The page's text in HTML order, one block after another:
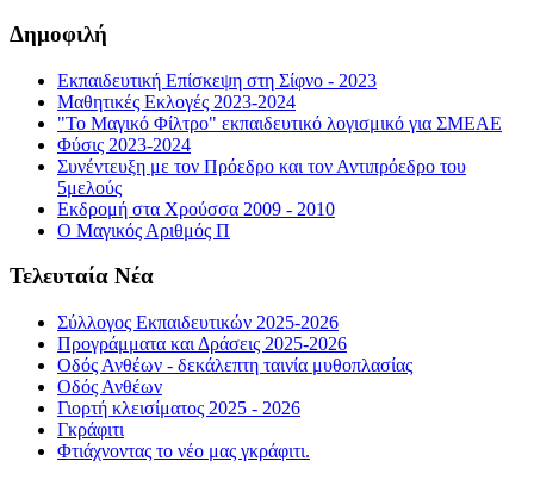
Δημοφιλή
Εκπαιδευτική Επίσκεψη στη Σίφνο - 2023
Μαθητικές Εκλογές 2023-2024
"Το Μαγικό Φίλτρο" εκπαιδευτικό λογισμικό για ΣΜΕΑΕ
Φύσις 2023-2024
Συνέντευξη με τον Πρόεδρο και τον Αντιπρόεδρο του
5μελούς
Εκδρομή στα Χρούσσα 2009 - 2010
Ο Μαγικός Αριθμός Π
Τελευταία Νέα
Σύλλογος Εκπαιδευτικών 2025-2026
Προγράμματα και Δράσεις 2025-2026
Οδός Ανθέων - δεκάλεπτη ταινία μυθοπλασίας
Οδός Ανθέων
Γιορτή κλεισίματος 2025 - 2026
Γκράφιτι
Φτιάχνοντας το νέο μας γκράφιτι.